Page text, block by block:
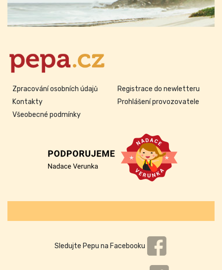
Zpracování osobních údajů
Kontakty
Všeobecné podmínky
Registrace do newletteru
Prohlášení provozovatele
Sledujte Pepu na Facebooku